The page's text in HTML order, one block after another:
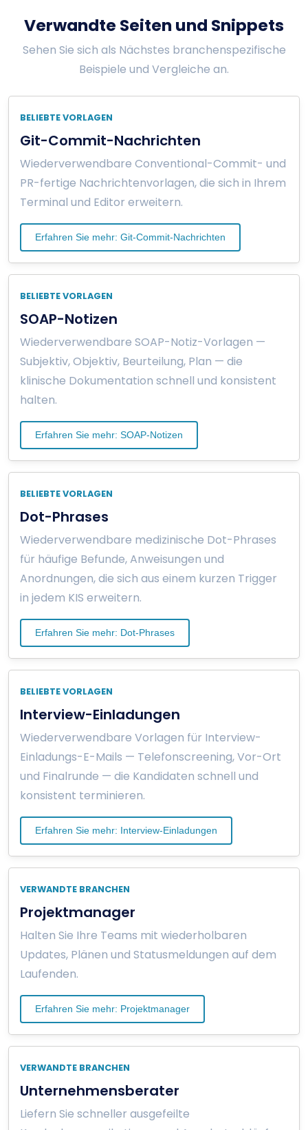
Verwandte Seiten und Snippets
Sehen Sie sich als Nächstes branchenspezifische
Beispiele und Vergleiche an.
BELIEBTE VORLAGEN
Git-Commit-Nachrichten
Wiederverwendbare Conventional-Commit- und
PR-fertige Nachrichtenvorlagen, die sich in Ihrem
Terminal und Editor erweitern.
Erfahren Sie mehr: Git-Commit-Nachrichten
BELIEBTE VORLAGEN
SOAP-Notizen
Wiederverwendbare SOAP-Notiz-Vorlagen —
Subjektiv, Objektiv, Beurteilung, Plan — die
klinische Dokumentation schnell und konsistent
halten.
Erfahren Sie mehr: SOAP-Notizen
BELIEBTE VORLAGEN
Dot-Phrases
Wiederverwendbare medizinische Dot-Phrases
für häufige Befunde, Anweisungen und
Anordnungen, die sich aus einem kurzen Trigger
in jedem KIS erweitern.
Erfahren Sie mehr: Dot-Phrases
BELIEBTE VORLAGEN
Interview-Einladungen
Wiederverwendbare Vorlagen für Interview-
Einladungs-E-Mails — Telefonscreening, Vor-Ort
und Finalrunde — die Kandidaten schnell und
konsistent terminieren.
Erfahren Sie mehr: Interview-Einladungen
VERWANDTE BRANCHEN
Projektmanager
Halten Sie Ihre Teams mit wiederholbaren
Updates, Plänen und Statusmeldungen auf dem
Laufenden.
Erfahren Sie mehr: Projektmanager
VERWANDTE BRANCHEN
Unternehmensberater
Liefern Sie schneller ausgefeilte